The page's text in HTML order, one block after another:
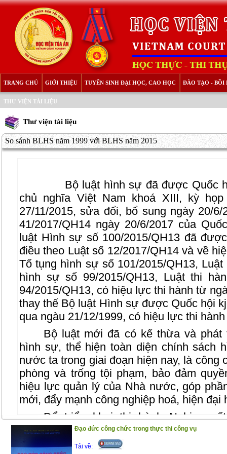
TRANG CHỦ GIỚI THIỆU TUYỂN SINH ĐẠI HỌC, CAO HỌC ĐÀO TẠO - BỒI
THƯ VIỆN TÀI LIỆU
Thư viện tài liệu
So sánh BLHS năm 1999 với BLHS năm 2015
Bộ luật hình sự đã được Quốc
chủ nghĩa Việt Nam khoá XIII, kỳ
27/11/2015, sửa đổi, bổ sung ngày 20/
41/2017/QH14 ngày 20/6/2017 của
luật Hình sự số 100/2015/QH13 đã
điều theo Luật số 12/2017/QH14 và về
Tố tụng hình sự số 101/2015/QH13,
hình sự số 99/2015/QH13, Luật thi
94/2015/QH13, có hiệu lực thi hành từ
thay thế Bộ luật Hình sự được Quốc hội
qua ngàu 21/12/1999, có hiệu lực thi
Bộ luật mới đã có kế thừa và phát
hình sự, thể hiện toàn diện chính sách
nước ta trong giai đoạn hiện nay, là công
phòng và trống tội phạm, bảo đảm
hiệu lực quản lý của Nhà nước, góp
mới, đẩy mạnh công nghiệp hoá, hiện đại
Để triển khai thi hành Nghị
20/6/2017 của Quốc hội về việc thi hành
bạn đọc, đặc biệt là Học viên, Điều tra
Đạo đức công chức trong thực thi công vụ
Tải về: